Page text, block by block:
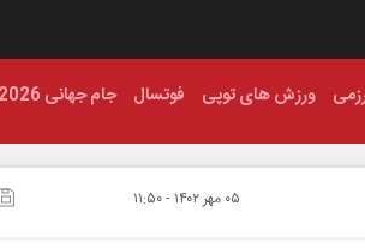
ورزش های توپی فوتسال جام جهانی 2026
۰۵ مهر ۱۴۰۲ - ۱۱:۵۰